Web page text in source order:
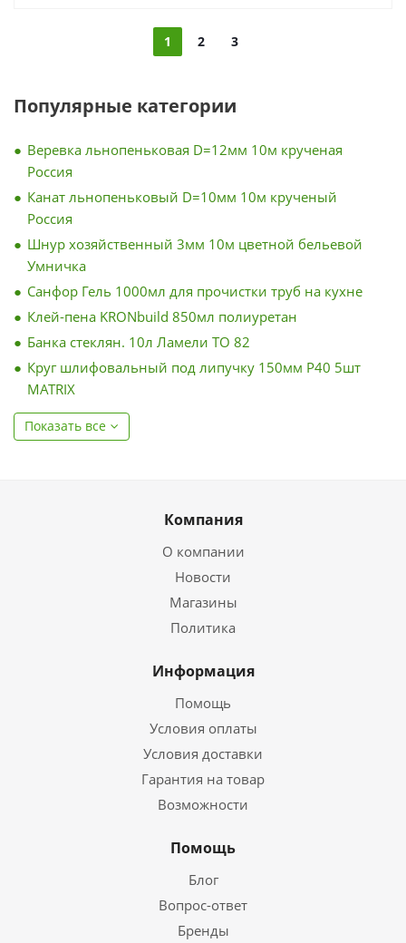
1 2 3
Популярные категории
Веревка льнопеньковая D=12мм 10м крученая
Россия
Канат льнопеньковый D=10мм 10м крученый
Россия
Шнур хозяйственный 3мм 10м цветной бельевой
Умничка
Санфор Гель 1000мл для прочистки труб на кухне
Клей-пена KRONbuild 850мл полиуретан
Банка стеклян. 10л Ламели ТО 82
Круг шлифовальный под липучку 150мм Р40 5шт
MATRIX
Показать все
Компания
О компании
Новости
Магазины
Политика
Информация
Помощь
Условия оплаты
Условия доставки
Гарантия на товар
Возможности
Помощь
Блог
Вопрос-ответ
Бренды